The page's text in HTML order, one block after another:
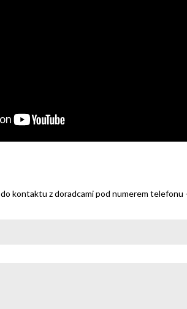
kontaktu z doradcami pod numerem